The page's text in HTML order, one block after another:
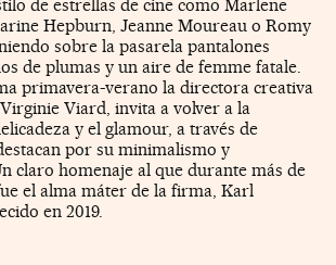
de estrellas de cine como Marlene
Hepburn, Jeanne Moureau o Romy
sobre la pasarela pantalones
de plumas y un aire de femme fatale.
primavera-verano la directora creativa
Viard, invita a volver a la
y el glamour, a través de
por su minimalismo y
claro homenaje al que durante más de
el alma máter de la firma, Karl
en 2019.